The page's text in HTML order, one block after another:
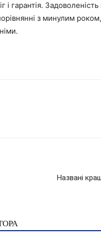
гарантія. Задоволеність
з минулим
Названі